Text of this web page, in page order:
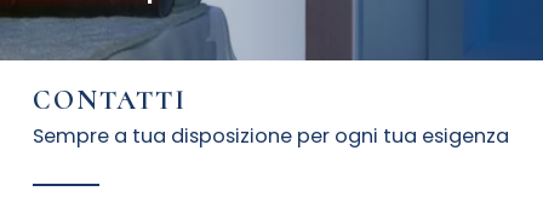
CONTATTI
Sempre a tua disposizione per ogni tua esigenza